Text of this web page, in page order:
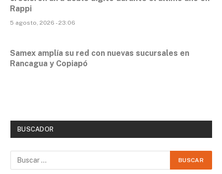
Rappi
5 agosto, 2026 - 23:06
Samex amplía su red con nuevas sucursales en
Rancagua y Copiapó
BUSCADOR